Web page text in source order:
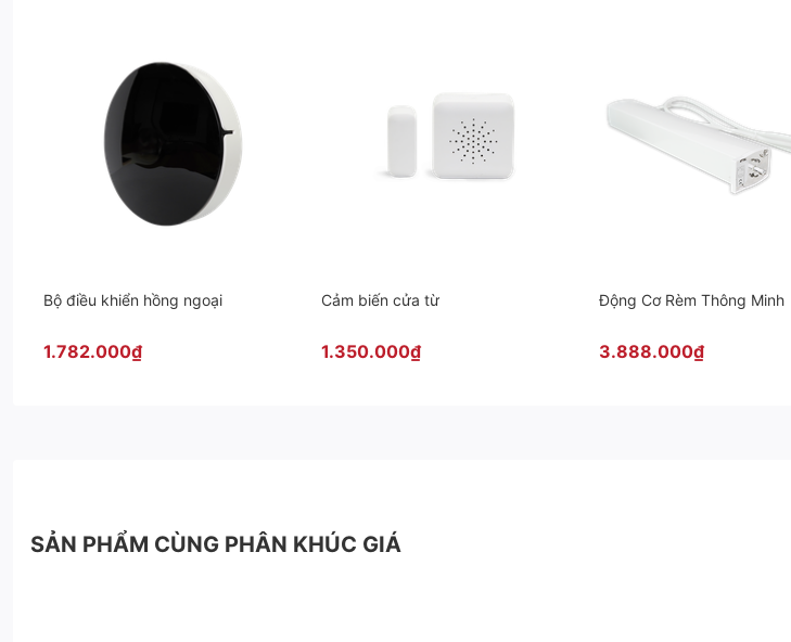
Bộ điều khiển hồng ngoại
1.782.000₫
Cảm biến cửa từ
1.350.000₫
Động Cơ Rèm Thông Minh
3.888.000₫
SẢN PHẨM CÙNG PHÂN KHÚC GIÁ